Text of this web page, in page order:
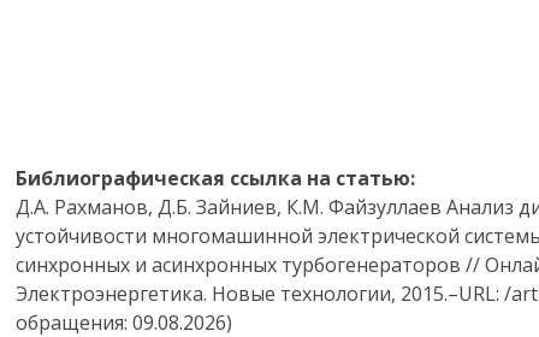
Библиографическая ссылка на статью:
Д.А. Рахманов, Д.Б. Зайниев, К.М. Файзуллаев Анализ
устойчивости многомашинной электрической
синхронных и асинхронных турбогенераторов //
Электроэнергетика. Новые технологии, 2015.–URL: /
обращения: 09.08.2026)